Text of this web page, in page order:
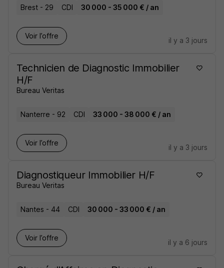
Brest - 29 CDI 30 000 - 35 000 € / an
Voir l’offre
il y a 3 jours
Technicien de Diagnostic Immobilier
H/F
Bureau Veritas
Nanterre - 92 CDI 33 000 - 38 000 € / an
Voir l’offre
il y a 3 jours
Diagnostiqueur Immobilier H/F
Bureau Veritas
Nantes - 44 CDI 30 000 - 33 000 € / an
Voir l’offre
il y a 6 jours